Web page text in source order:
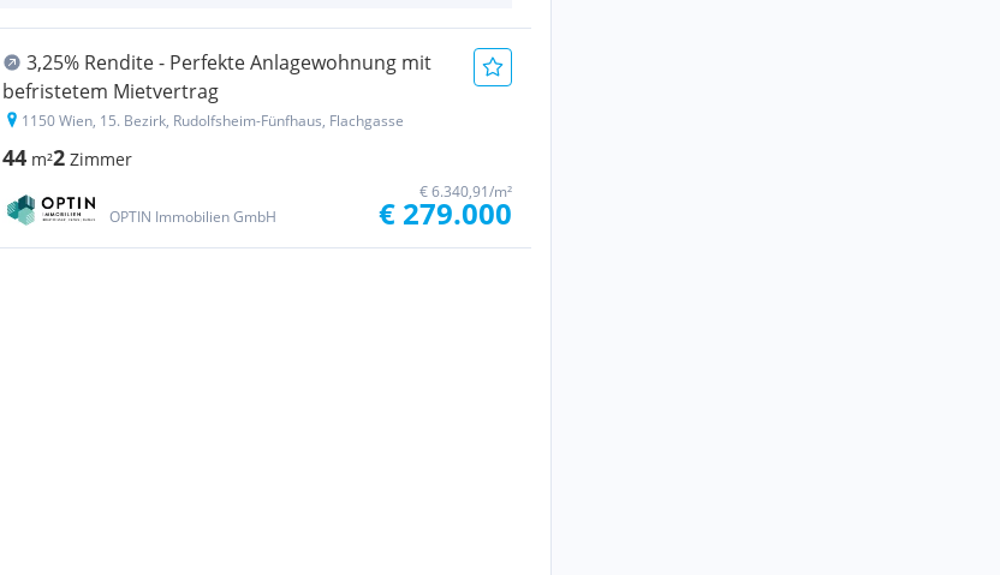
3,25% Rendite - Perfekte Anlagewohnung mit
befristetem Mietvertrag
1150 Wien, 15. Bezirk, Rudolfsheim-Fünfhaus, Flachgasse
44 m²2 Zimmer
OPTIN Immobilien GmbH
€ 6.340,91/m²
€ 279.000